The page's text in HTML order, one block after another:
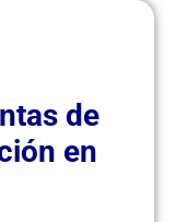
de
en